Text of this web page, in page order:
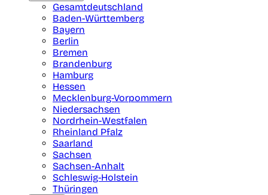
Gesamtdeutschland
Baden-Württemberg
Bayern
Berlin
Bremen
Brandenburg
Hamburg
Hessen
Mecklenburg-Vorpommern
Niedersachsen
Nordrhein-Westfalen
Rheinland Pfalz
Saarland
Sachsen
Sachsen-Anhalt
Schleswig-Holstein
Thüringen